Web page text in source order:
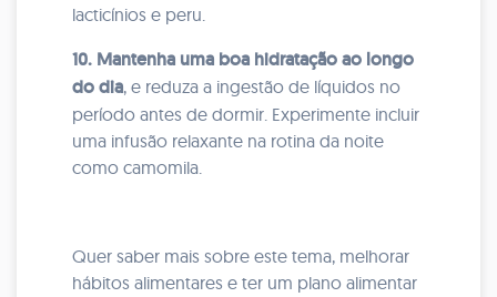
lacticínios e peru.
10. Mantenha uma boa hidratação ao longo
do dia, e reduza a ingestão de líquidos no
período antes de dormir. Experimente incluir
uma infusão relaxante na rotina da noite
como camomila.
Quer saber mais sobre este tema, melhorar
hábitos alimentares e ter um plano alimentar